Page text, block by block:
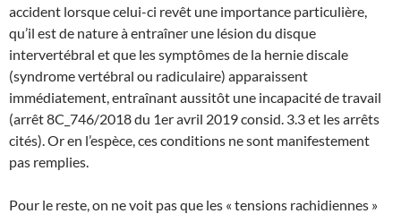
accident lorsque celui-ci revêt une importance particulière,
qu’il est de nature à entraîner une lésion du disque
intervertébral et que les symptômes de la hernie discale
(syndrome vertébral ou radiculaire) apparaissent
immédiatement, entraînant aussitôt une incapacité de travail
(arrêt 8C_746/2018 du 1er avril 2019 consid. 3.3 et les arrêts
cités). Or en l’espèce, ces conditions ne sont manifestement
pas remplies.
Pour le reste, on ne voit pas que les « tensions rachidiennes »